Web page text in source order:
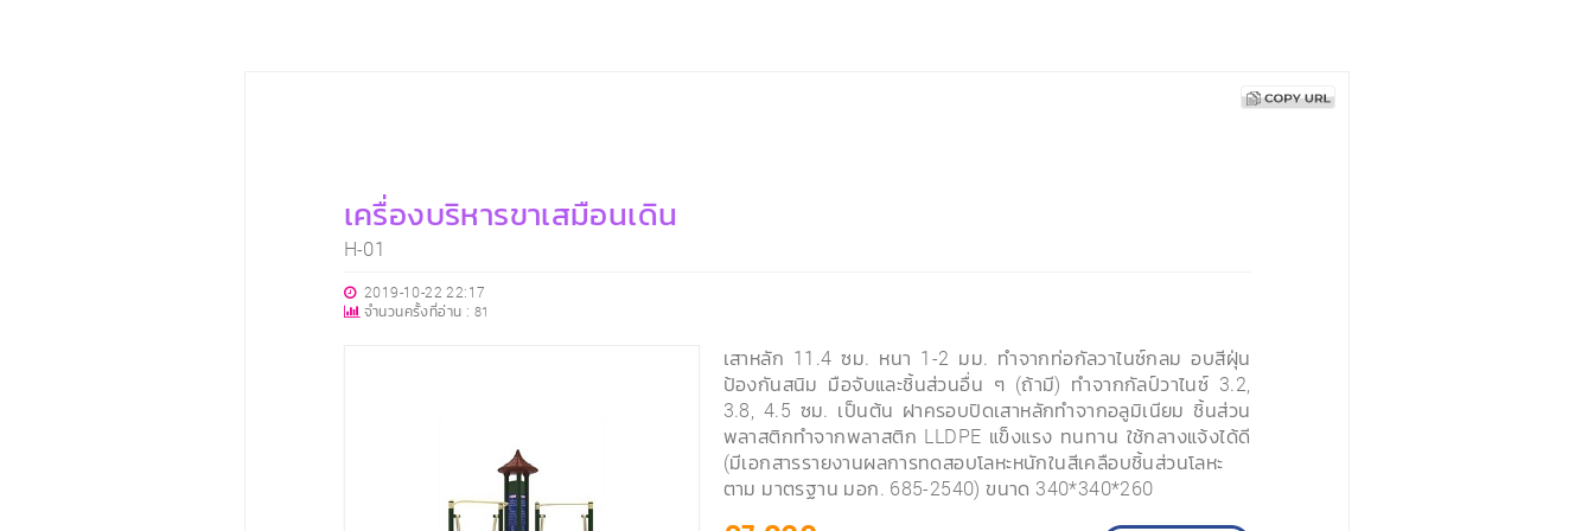
เครื่องบริหารขาเสมือนเดิน
H-01
2019-10-22 22:17
จำนวนครั้งที่อ่าน : 81
เสาหลัก 11.4 ซม. หนา 1-2 มม. ทำจากท่อกัลวาไนซ์กลม อบสีฝุ่น
ป้องกันสนิม มือจับและชิ้นส่วนอื่น ๆ (ถ้ามี) ทำจากกัลป์วาไนซ์ 3.2,
3.8, 4.5 ซม. เป็นต้น ฝาครอบปิดเสาหลักทำจากอลูมิเนียม ชิ้นส่วน
พลาสติกทำจากพลาสติก LLDPE แข็งแรง ทนทาน ใช้กลางแจ้งได้ดี
(มีเอกสารรายงานผลการทดสอบโลหะหนักในสีเคลือบชิ้นส่วนโลหะ
ตาม มาตรฐาน มอก. 685-2540) ขนาด 340*340*260